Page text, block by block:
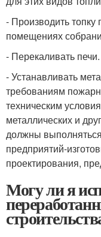
- Производить
помещениях
- Перекаливать печи.
- Устанавливать
требованиям
техническим
металлических и
должны
предприятий-
проектирования,
Могу ли я